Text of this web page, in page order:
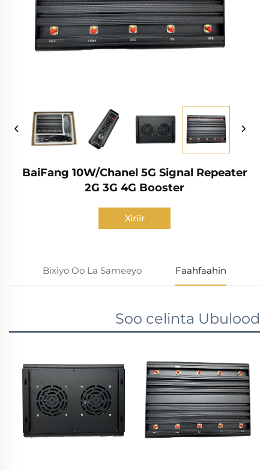
BaiFang 10W/Chanel 5G Signal Repeater
2G 3G 4G Booster
Xiriir
Faahfaahin
Bixiyo Oo La Sameeyo
Soo celinta Ubulood